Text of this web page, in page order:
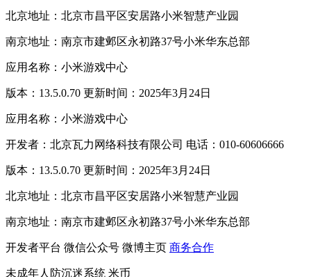
北京地址：北京市昌平区安居路小米智慧产业园
南京地址：南京市建邺区永初路37号小米华东总部
应用名称：小米游戏中心
版本：13.5.0.70 更新时间：2025年3月24日
应用名称：小米游戏中心
开发者：北京瓦力网络科技有限公司 电话：010-60606666
版本：13.5.0.70 更新时间：2025年3月24日
北京地址：北京市昌平区安居路小米智慧产业园
南京地址：南京市建邺区永初路37号小米华东总部
开发者平台 微信公众号 微博主页 商务合作
未成年人防沉迷系统 米币